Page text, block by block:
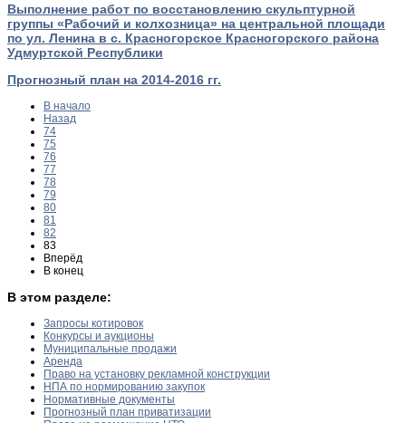
Выполнение работ по восстановлению скульптурной
группы «Рабочий и колхозница» на центральной площади
по ул. Ленина в с. Красногорское Красногорского района
Удмуртской Республики
Прогнозный план на 2014-2016 гг.
В начало
Назад
74
75
76
77
78
79
80
81
82
83
Вперёд
В конец
В этом разделе:
Запросы котировок
Конкурсы и аукционы
Муниципальные продажи
Аренда
Право на установку рекламной конструкции
НПА по нормированию закупок
Нормативные документы
Прогнозный план приватизации